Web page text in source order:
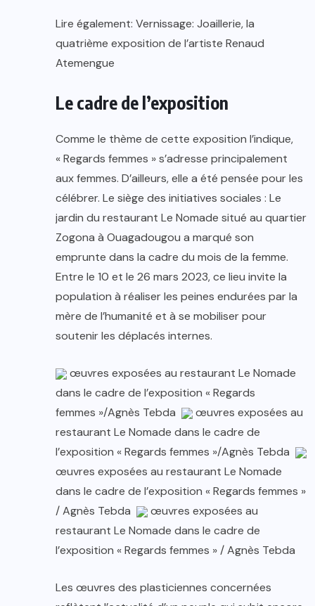
Lire également: Vernissage: Joaillerie, la
quatrième exposition de l’artiste Renaud
Atemengue
Le cadre de l’exposition
Comme le thème de cette exposition l’indique,
« Regards femmes » s’adresse principalement
aux femmes. D’ailleurs, elle a été pensée pour les
célébrer. Le siège des initiatives sociales : Le
jardin du restaurant Le Nomade situé au quartier
Zogona à Ouagadougou a marqué son
emprunte dans la cadre du mois de la femme.
Entre le 10 et le 26 mars 2023, ce lieu invite la
population à réaliser les peines endurées par la
mère de l’humanité et à se mobiliser pour
soutenir les déplacés internes.
œuvres exposées au restaurant Le Nomade
dans le cadre de l’exposition « Regards
femmes »/Agnès Tebda
œuvres exposées au
restaurant Le Nomade dans le cadre de
l’exposition « Regards femmes »/Agnès Tebda
œuvres exposées au restaurant Le Nomade
dans le cadre de l’exposition « Regards femmes »
/ Agnès Tebda
œuvres exposées au
restaurant Le Nomade dans le cadre de
l’exposition « Regards femmes » / Agnès Tebda
Les œuvres des plasticiennes concernées